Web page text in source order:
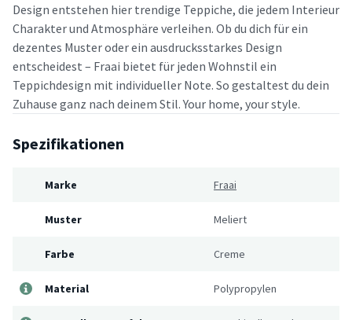
Design entstehen hier trendige Teppiche, die jedem Interieur
Charakter und Atmosphäre verleihen. Ob du dich für ein
dezentes Muster oder ein ausdrucksstarkes Design
entscheidest – Fraai bietet für jeden Wohnstil ein
Teppichdesign mit individueller Note. So gestaltest du dein
Zuhause ganz nach deinem Stil. Your home, your style.
Spezifikationen
Marke Fraai
Muster Meliert
Farbe Creme
Material Polypropylen